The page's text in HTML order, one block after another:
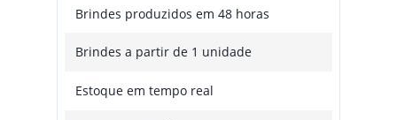
Brindes produzidos em 48 horas
Brindes a partir de 1 unidade
Estoque em tempo real